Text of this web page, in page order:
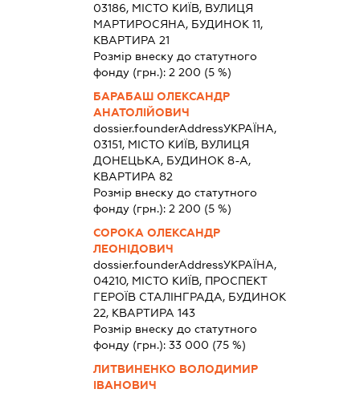
03186, МІСТО КИЇВ, ВУЛИЦЯ
МАРТИРОСЯНА, БУДИНОК 11,
КВАРТИРА 21
Розмір внеску до статутного
фонду (грн.):2 200 (5 %)
БАРАБАШ ОЛЕКСАНДР
АНАТОЛІЙОВИЧ
dossier.founderAddressУКРАЇНА,
03151, МІСТО КИЇВ, ВУЛИЦЯ
ДОНЕЦЬКА, БУДИНОК 8-А,
КВАРТИРА 82
Розмір внеску до статутного
фонду (грн.):2 200 (5 %)
СОРОКА ОЛЕКСАНДР
ЛЕОНІДОВИЧ
dossier.founderAddressУКРАЇНА,
04210, МІСТО КИЇВ, ПРОСПЕКТ
ГЕРОЇВ СТАЛІНГРАДА, БУДИНОК
22, КВАРТИРА 143
Розмір внеску до статутного
фонду (грн.):33 000 (75 %)
ЛИТВИНЕНКО ВОЛОДИМИР
ІВАНОВИЧ